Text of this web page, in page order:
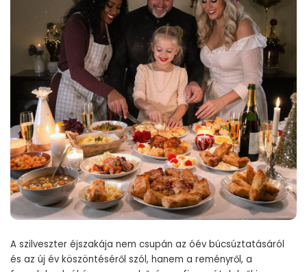
A szilveszter éjszakája nem csupán az óév búcsúztatásáról
és az új év köszöntéséről szól, hanem a reményről, a